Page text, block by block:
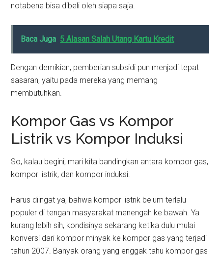
notabene bisa dibeli oleh siapa saja.
Baca Juga 5 Alasan Salah Utang Kartu Kredit
Dengan demikian, pemberian subsidi pun menjadi tepat
sasaran, yaitu pada mereka yang memang
membutuhkan.
Kompor Gas vs Kompor
Listrik vs Kompor Induksi
So, kalau begini, mari kita bandingkan antara kompor gas,
kompor listrik, dan kompor induksi.
Harus diingat ya, bahwa kompor listrik belum terlalu
populer di tengah masyarakat menengah ke bawah. Ya
kurang lebih sih, kondisinya sekarang ketika dulu mulai
konversi dari kompor minyak ke kompor gas yang terjadi
tahun 2007. Banyak orang yang enggak tahu kompor gas